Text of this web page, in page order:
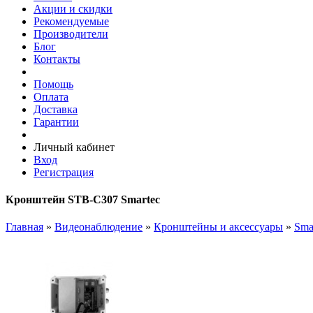
Акции и скидки
Рекомендуемые
Производители
Блог
Контакты
Помощь
Оплата
Доставка
Гарантии
Личный кабинет
Вход
Регистрация
Кронштейн STB-C307 Smartec
Главная » Видеонаблюдение » Кронштейны и аксессуары »